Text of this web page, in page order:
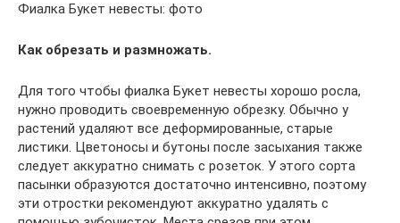
Фиалка Букет невесты: фото
Как обрезать и размножать.
Для того чтобы фиалка Букет невесты хорошо росла,
нужно проводить своевременную обрезку. Обычно у
растений удаляют все деформированные, старые
листики. Цветоносы и бутоны после засыхания также
следует аккуратно снимать с розеток. У этого сорта
пасынки образуются достаточно интенсивно, поэтому
эти отростки рекомендуют аккуратно удалять с